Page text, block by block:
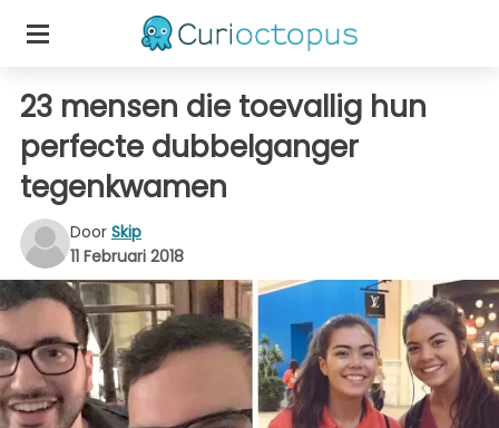
23 mensen die toevallig hun
perfecte dubbelganger
tegenkwamen
Door Skip
11 Februari 2018